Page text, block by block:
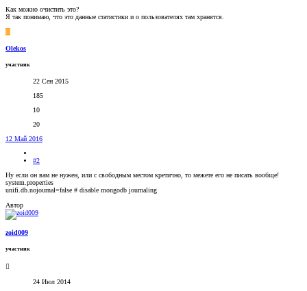
Как можно очистить это?
Я так понимаю, что это данные статистики и о пользователях там хранятся.
O
Olekos
участник
22 Сен 2015
185
10
20
12 Май 2016
#2
Ну если он вам не нужен, или с свободным местом кретично, то межете его не писать вообще!
system.properties
unifi.db.nojournal=false # disable mongodb journaling
Автор
zoid009
участник
24 Июл 2014